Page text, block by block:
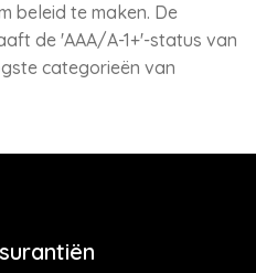
beleid te maken. De
de 'AAA/A-1+'-status van
categorieën van